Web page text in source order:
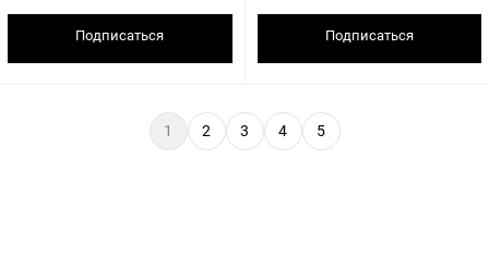
Подписаться Подписаться
1 2 3 4 5